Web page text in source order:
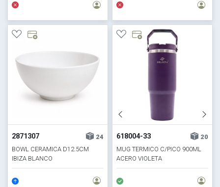
2871307
24
BOWL CERAMICA D12.5CM
IBIZA BLANCO
618004-33
20
MUG TERMICO C/PICO 900ML
ACERO VIOLETA